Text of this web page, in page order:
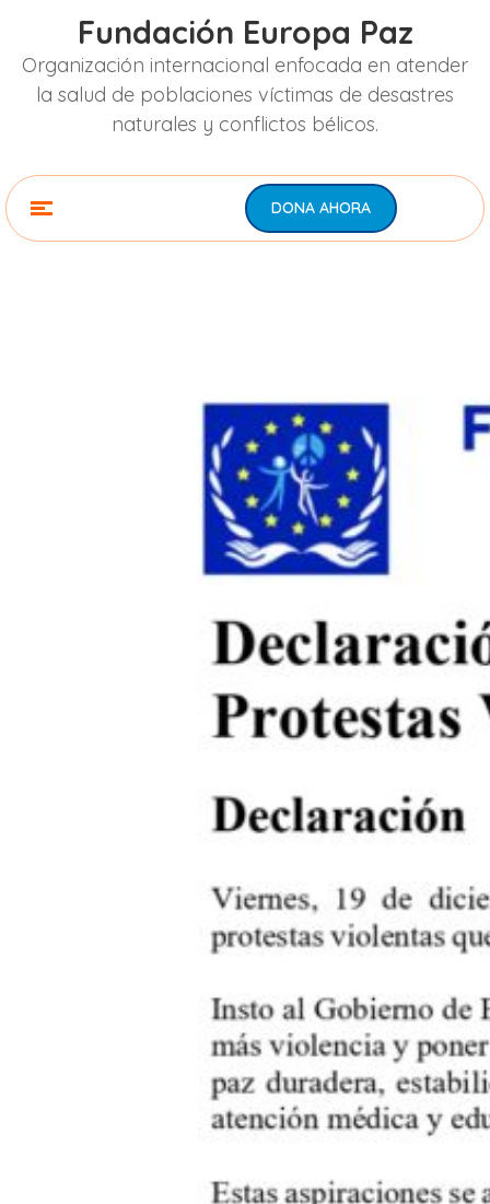
Fundación Europa Paz
Organización internacional enfocada en atender
la salud de poblaciones víctimas de desastres
naturales y conflictos bélicos.
DONA AHORA